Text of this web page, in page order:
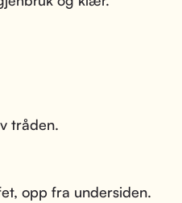
tråden.
opp fra undersiden.